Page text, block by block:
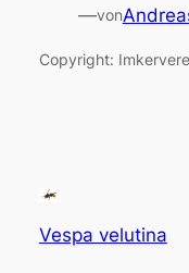
—von
Copyright:
Vespa velutina